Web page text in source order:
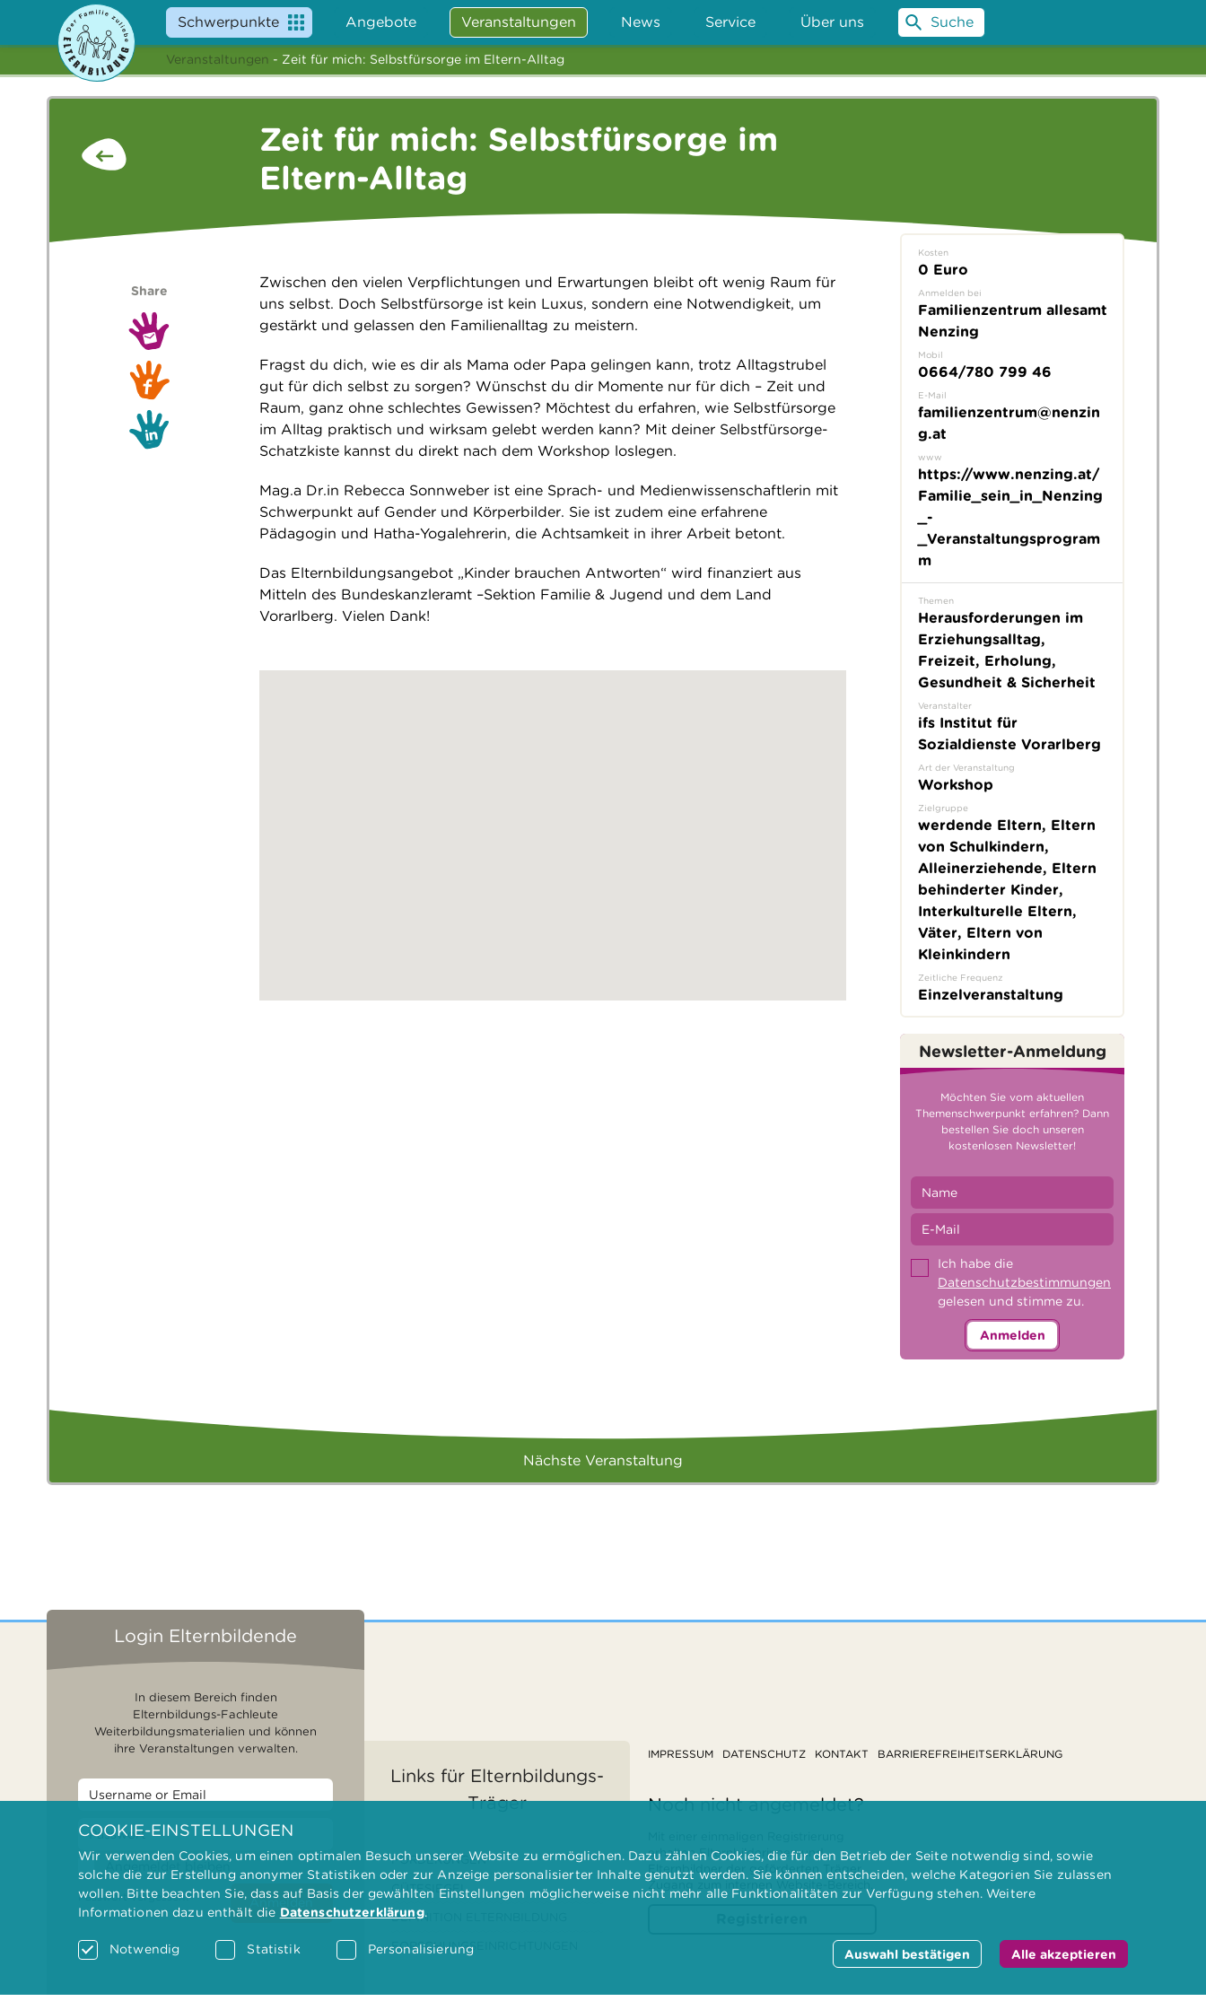
Schwerpunkte Angebote Veranstaltungen News Service Über uns Suche
Veranstaltungen - Zeit für mich: Selbstfürsorge im Eltern-Alltag
Zeit für mich: Selbstfürsorge im
Eltern-Alltag
Zwischen den vielen Verpflichtungen und Erwartungen bleibt oft wenig Raum für
uns selbst. Doch Selbstfürsorge ist kein Luxus, sondern eine Notwendigkeit, um
gestärkt und gelassen den Familienalltag zu meistern.
Fragst du dich, wie es dir als Mama oder Papa gelingen kann, trotz Alltagstrubel
gut für dich selbst zu sorgen? Wünschst du dir Momente nur für dich – Zeit und
Raum, ganz ohne schlechtes Gewissen? Möchtest du erfahren, wie Selbstfürsorge
im Alltag praktisch und wirksam gelebt werden kann? Mit deiner Selbstfürsorge-
Schatzkiste kannst du direkt nach dem Workshop loslegen.
Mag.a Dr.in Rebecca Sonnweber ist eine Sprach- und Medienwissenschaftlerin mit
Schwerpunkt auf Gender und Körperbilder. Sie ist zudem eine erfahrene
Pädagogin und Hatha-Yogalehrerin, die Achtsamkeit in ihrer Arbeit betont.
Das Elternbildungsangebot „Kinder brauchen Antworten“ wird finanziert aus
Mitteln des Bundeskanzleramt –Sektion Familie & Jugend und dem Land
Vorarlberg. Vielen Dank!
Share
Kosten
0 Euro
Anmelden bei
Familienzentrum allesamt
Nenzing
Mobil
0664/780 799 46
E-Mail
familienzentrum@nenzin
g.at
www
https://www.nenzing.at/
Familie_sein_in_Nenzing
_-
_Veranstaltungsprogram
m
Themen
Herausforderungen im
Erziehungsalltag,
Freizeit, Erholung,
Gesundheit & Sicherheit
Veranstalter
ifs Institut für
Sozialdienste Vorarlberg
Art der Veranstaltung
Workshop
Zielgruppe
werdende Eltern, Eltern
von Schulkindern,
Alleinerziehende, Eltern
behinderter Kinder,
Interkulturelle Eltern,
Väter, Eltern von
Kleinkindern
Zeitliche Frequenz
Einzelveranstaltung
Newsletter-Anmeldung
Möchten Sie vom aktuellen
Themenschwerpunkt erfahren? Dann
bestellen Sie doch unseren
kostenlosen Newsletter!
Ich habe die
Datenschutzbestimmungen
gelesen und stimme zu.
Anmelden
Nächste Veranstaltung
Login Elternbildende
In diesem Bereich finden
Elternbildungs-Fachleute
Weiterbildungsmaterialien und können
ihre Veranstaltungen verwalten.
Angemeldet bleiben
Passwort vergessen? Anmelden
Links für Elternbildungs-
Träger
FÖRDERUNGEN
GÜTESIEGEL
DEFINITION ELTERNBILDUNG
FORSCHUNGSEINRICHTUNGEN
IMPRESSUM DATENSCHUTZ KONTAKT BARRIEREFREIHEITSERKLÄRUNG
Noch nicht angemeldet?
erhalten Elternbilderinnen und
Elternbildner der geförderten Träger
Zugang zum internen Website-Bereich.
COOKIE-EINSTELLUNGEN
Wir verwenden Cookies, um einen optimalen Besuch unserer Website zu ermöglichen. Dazu zählen Cookies, die für den Betrieb der Seite notwendig sind, sowie
solche die zur Erstellung anonymer Statistiken oder zur Anzeige personalisierter Inhalte genutzt werden. Sie können entscheiden, welche Kategorien Sie zulassen
wollen. Bitte beachten Sie, dass auf Basis der gewählten Einstellungen möglicherweise nicht mehr alle Funktionalitäten zur Verfügung stehen. Weitere
Informationen dazu enthält die Datenschutzerklärung.
Notwendig Statistik Personalisierung Auswahl bestätigen Alle akzeptieren